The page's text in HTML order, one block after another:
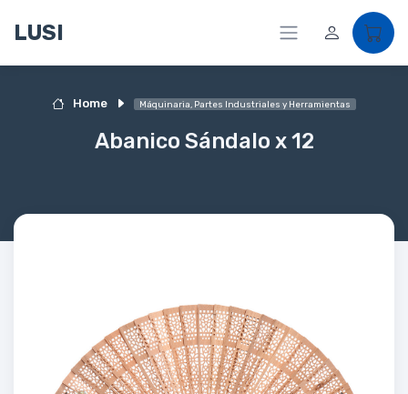
LUSI
Home Máquinaria, Partes Industriales y Herramientas
Abanico Sándalo x 12